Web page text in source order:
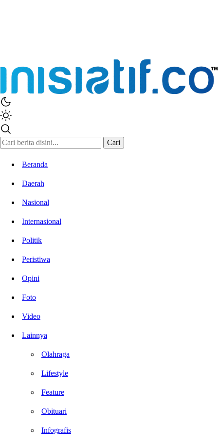
Cari
Beranda
Daerah
Nasional
Internasional
Politik
Peristiwa
Opini
Foto
Video
Lainnya
Olahraga
Lifestyle
Feature
Obituari
Infografis